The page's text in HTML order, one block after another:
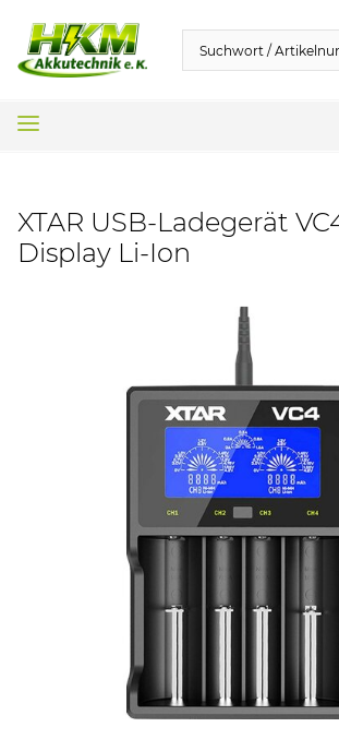
XTAR USB-Ladegerät
Display Li-Ion